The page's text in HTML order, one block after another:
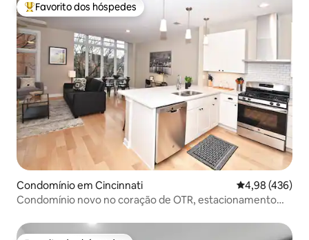
Favoritos dos hóspedes mais apreciados
Favorito dos hóspedes
Condomínio em Cincinnati Classificação
4,98 (436)
Condomínio novo no coração de OTR, estacionamento